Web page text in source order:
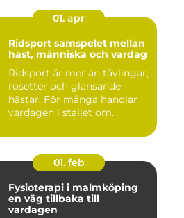
01. apr
Ridsport samspelet mellan
häst, människa och vardag
Ridsport är mer än tävlingar,
rosetter och glänsande
hästar. För många handlar
vardagen i stallet om...
01. feb
Fysioterapi i malmköping
en väg tillbaka till
vardagen